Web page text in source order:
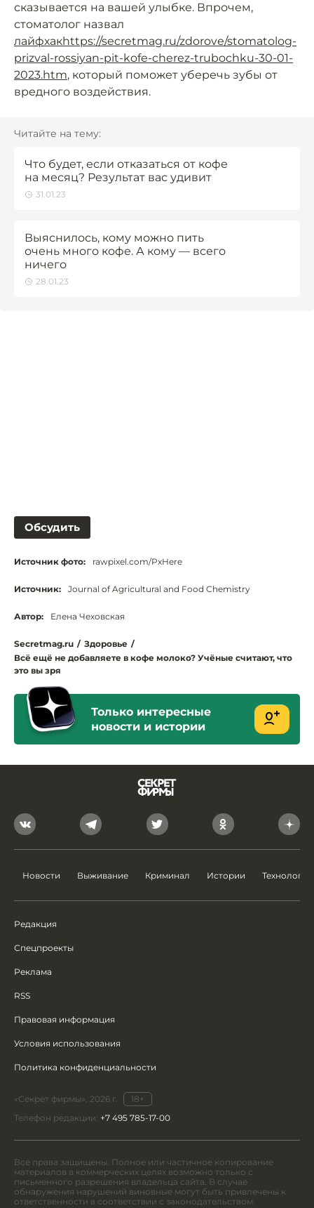
сказывается на вашей улыбке. Впрочем,
стоматолог назвал
лайфхакhttps://secretmag.ru/zdorove/stomatolog-
prizval-rossiyan-pit-kofe-cherez-trubochku-30-01-
2023.htm, который поможет уберечь зубы от
вредного воздействия.
Читайте на тему:
Что будет, если отказаться от кофе
на месяц? Результат вас удивит
31.01.23
Выяснилось, кому можно пить
очень много кофе. А кому — всего
ничего
28.01.23
Обсудить
Источник фото: rawpixel.com/PxHere
Источник: Journal of Agricultural and Food Chemistry
Автор: Елена Чеховская
Secretmag.ru / Здоровье /
Всё ещё не добавляете в кофе молоко? Учёные считают, что
это вы зря
Только интересные
новости и истории
Новости Выживание Криминал Истории Технологии
Редакция
Спецпроекты
Реклама
RSS
Правовая информация
Условия использования
Политика конфиденциальности
«Секрет фирмы», 2026 г.
18+
Телефон редакции: +7 495 785-17-00
Все права защищены. Полное или частичное копирование
материалов в коммерческих целях возможно только с
письменного разрешения владельца сайта. В случае
обнаружения нарушений виновные могут быть привлечены к
ответственности в соответствии с законодательством